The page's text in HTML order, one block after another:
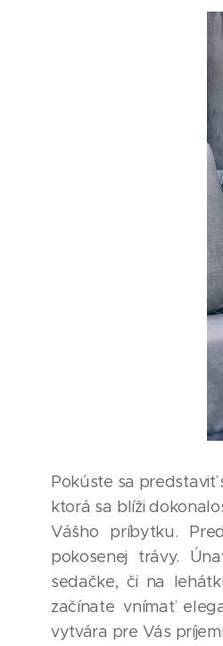
Pokúste sa predstaviť
ktorá sa blíži
Vášho príbytku.
pokosenej trávy.
sedačke, či na
začínate vnímať
vytvára pre Vás